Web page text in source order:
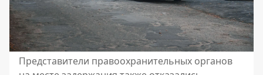
Представители правоохранительных органов